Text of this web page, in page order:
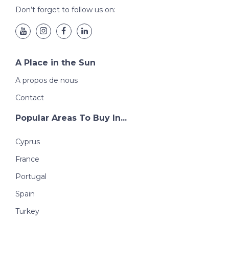
Don’t forget to follow us on:
A Place in the Sun
A propos de nous
Contact
Popular Areas To Buy In...
Cyprus
France
Portugal
Spain
Turkey